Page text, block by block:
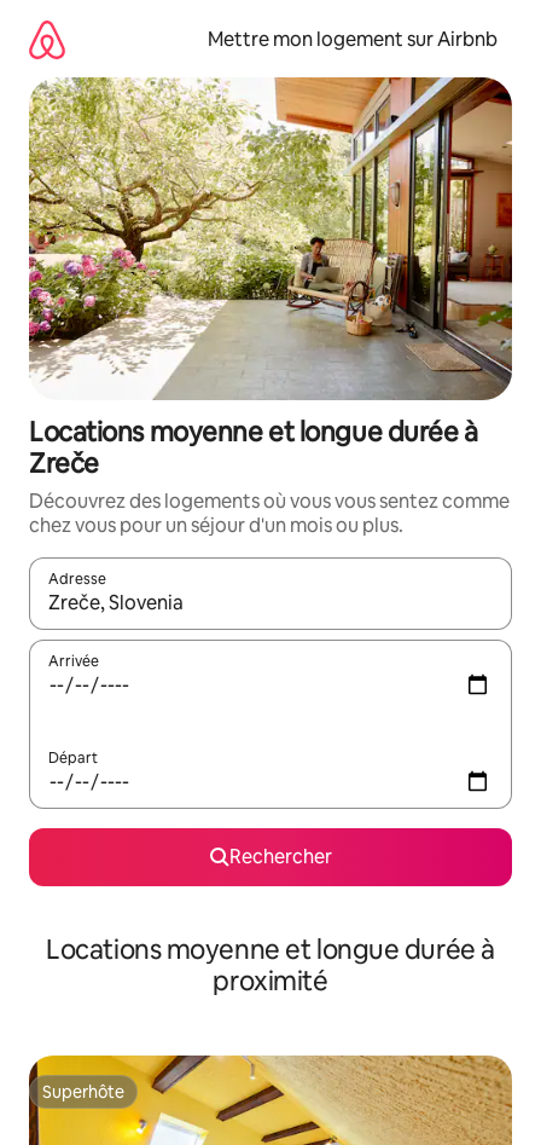
directement
contenu
Mettre mon logement sur Airbnb
Locations moyenne et longue durée à
Zreče
Découvrez des logements où vous vous sentez comme
chez vous pour un séjour d'un mois ou plus.
Adresse
Lorsque les résultats s'affichent, utilisez les flèches vers le
Arrivée
Départ
Rechercher
Locations moyenne et longue durée à
proximité
Superhôte
Superhôte